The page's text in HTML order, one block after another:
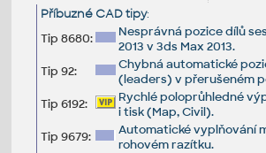
Příbuzné CAD tipy:
Tip 8680:
Nesprávná pozice dílů
2013 v 3ds Max 2013.
Tip 92:
Chybná automatické
(leaders) v přerušeném
Tip 6192:
Rychlé poloprůhledné
i tisk (Map, Civil).
Tip 9679:
Automatické vyplňování
rohovém razítku.